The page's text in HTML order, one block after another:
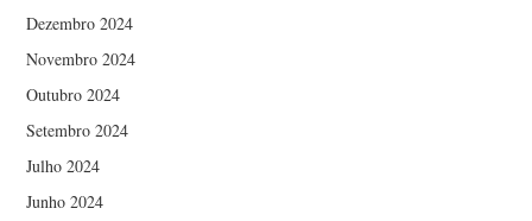
Dezembro 2024
Novembro 2024
Outubro 2024
Setembro 2024
Julho 2024
Junho 2024